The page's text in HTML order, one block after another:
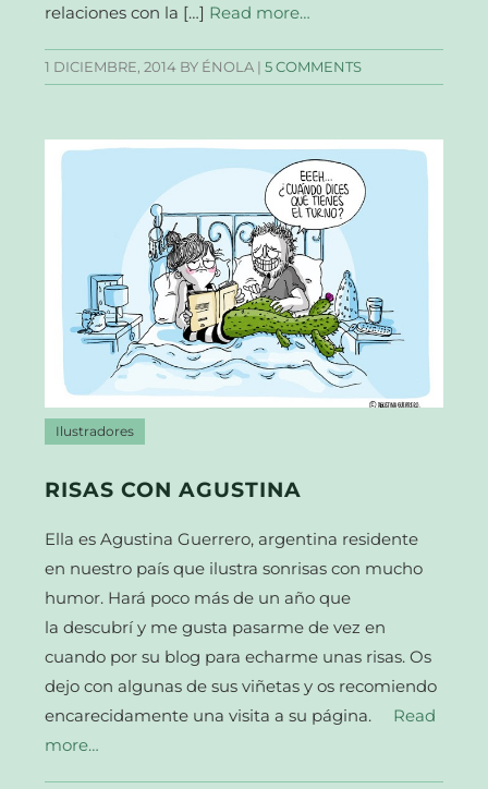
relaciones con la […] Read more…
1 DICIEMBRE, 2014 BY ÉNOLA |5 COMMENTS
Ilustradores
RISAS CON AGUSTINA
Ella es Agustina Guerrero, argentina residente
en nuestro país que ilustra sonrisas con mucho
humor. Hará poco más de un año que
la descubrí y me gusta pasarme de vez en
cuando por su blog para echarme unas risas. Os
dejo con algunas de sus viñetas y os recomiendo
encarecidamente una visita a su página. Read
more…